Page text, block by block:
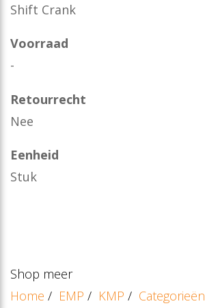
Shift Crank
Voorraad
-
Retourrecht
Nee
Eenheid
Stuk
Shop meer
Home / EMP / KMP / Categorieën